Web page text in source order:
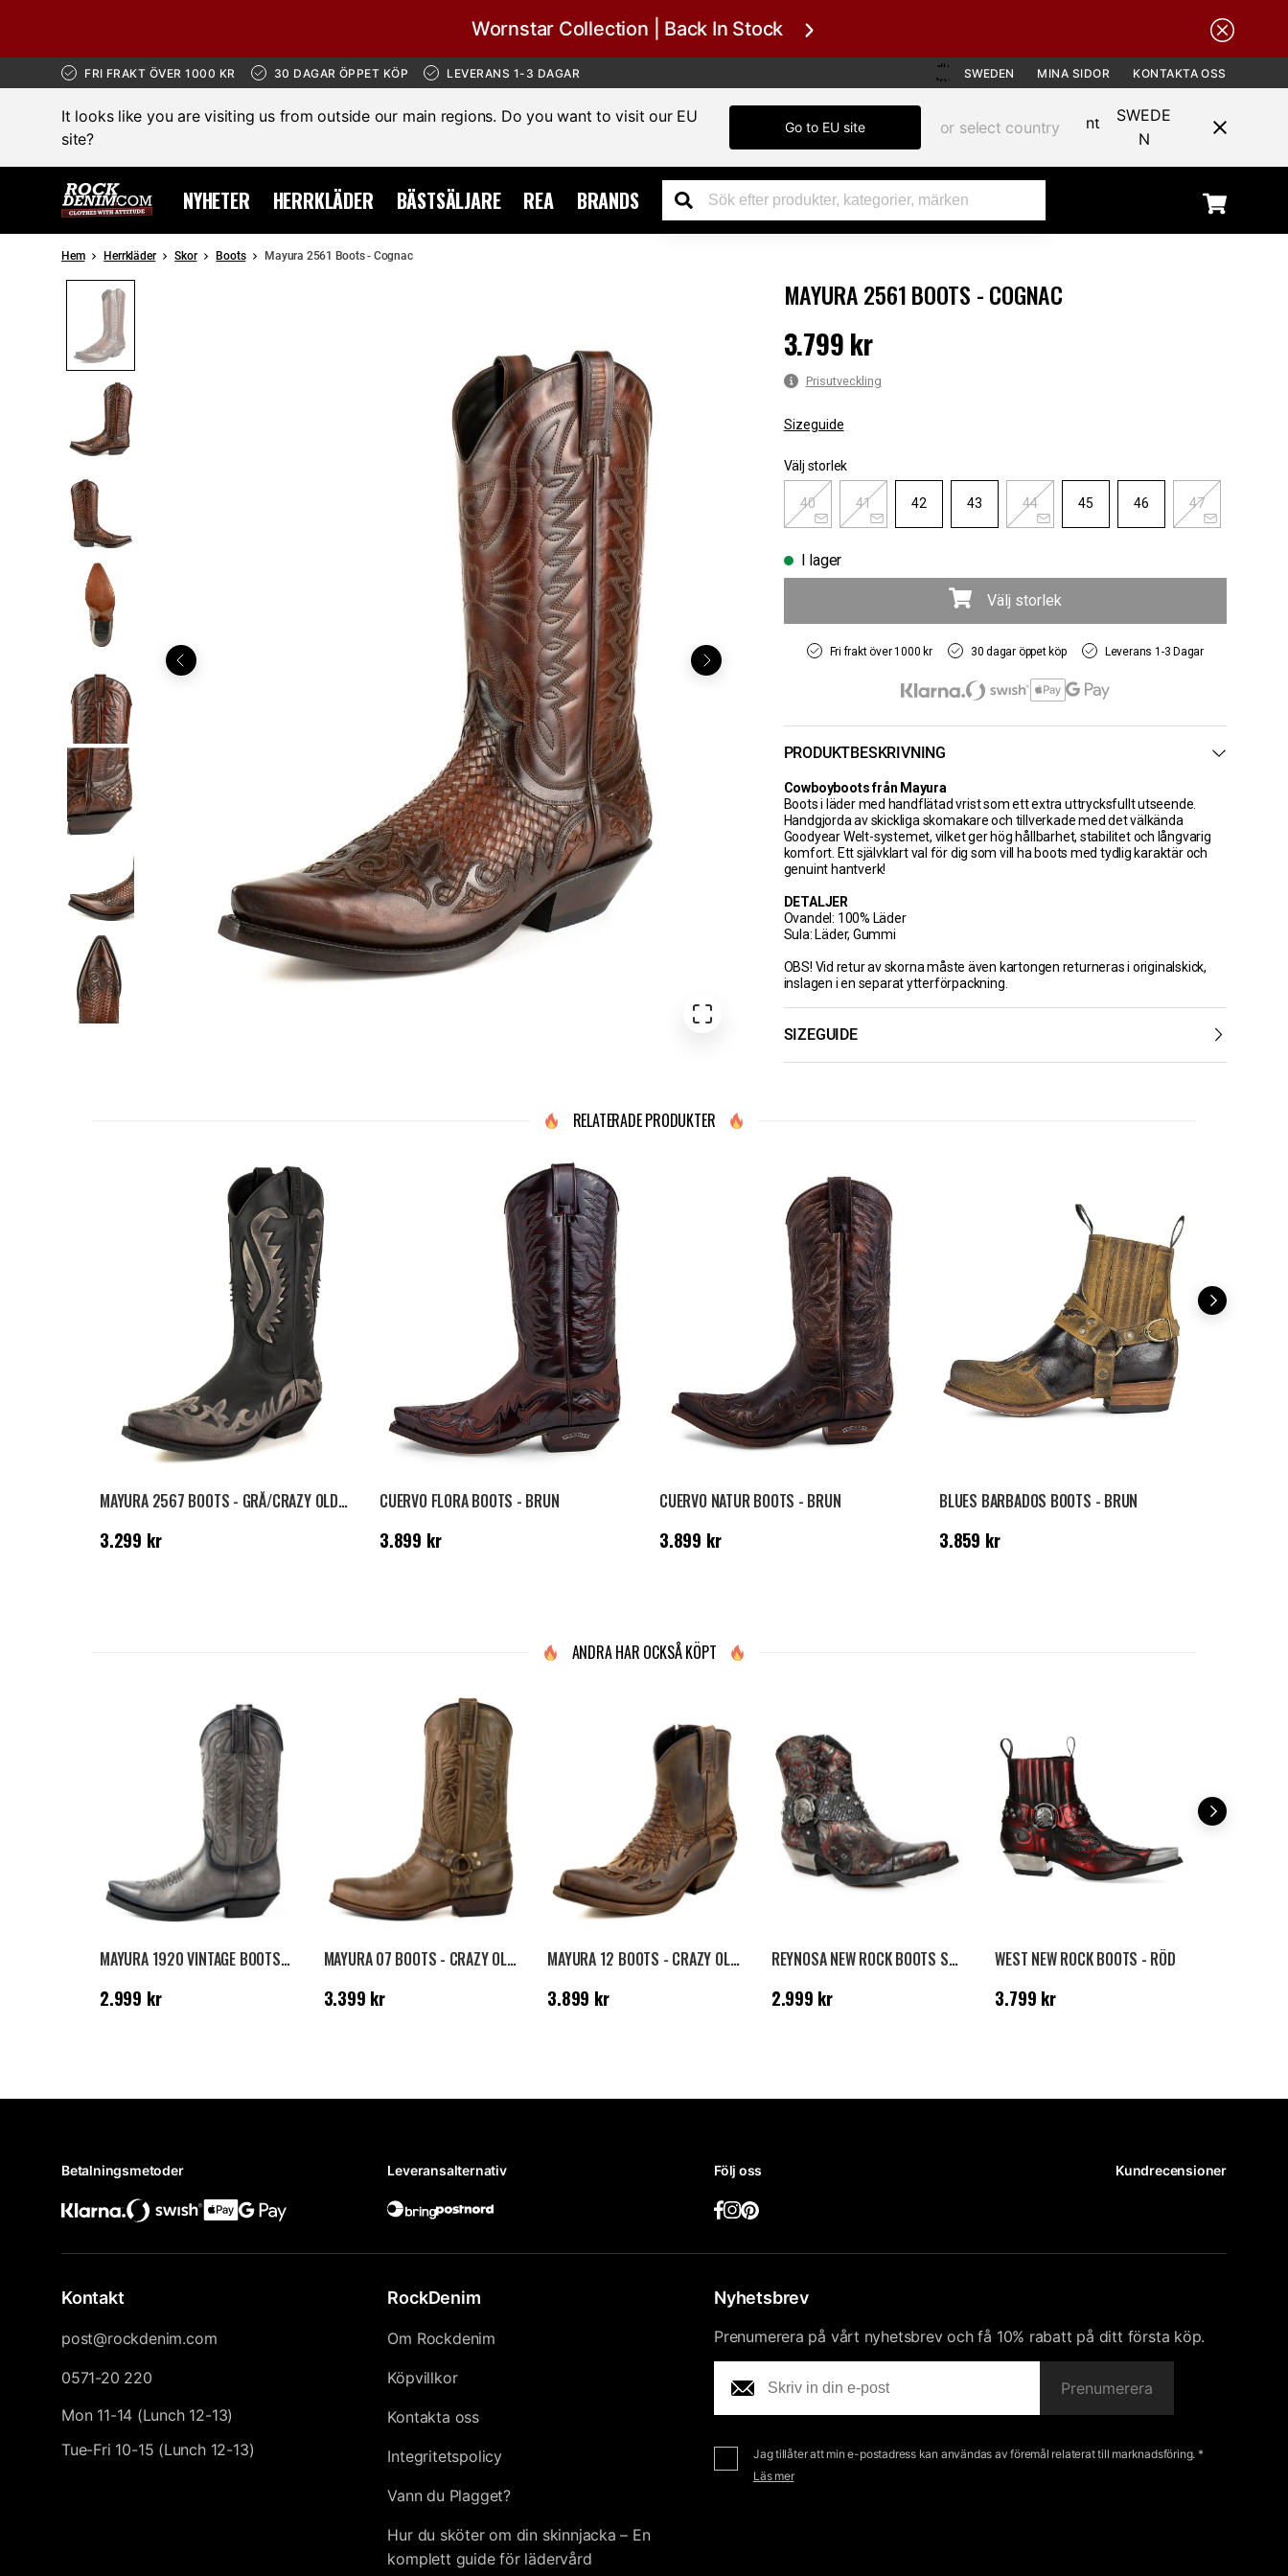
Wornstar Collection | Back In Stock
FRI FRAKT ÖVER 1000 KR 30 DAGAR ÖPPET KÖP LEVERANS 1-3 DAGAR SWEDEN MINA SIDOR KONTAKTA OSS
It looks like you are visiting us from outside our main regions. Do you want to visit our EU
site?
Go to EU site or select country
SWEDE
N
NYHETER HERRKLÄDER BÄSTSÄLJARE REA BRANDS
Hem Herrkläder Skor Boots Mayura 2561 Boots - Cognac
MAYURA 2561 BOOTS - COGNAC
Pris:3.799 kr
3.799 kr
Prisutveckling
Sizeguide
Välj storlek
40 41 42 43 44 45 46 47
I lager
Välj storlek
Fri frakt över 1000 kr 30 dagar öppet köp Leverans 1-3 Dagar
PRODUKTBESKRIVNING
Cowboyboots från Mayura
Boots i läder med handflätad vrist som ett extra uttrycksfullt utseende.
Handgjorda av skickliga skomakare och tillverkade med det välkända
Goodyear Welt-systemet, vilket ger hög hållbarhet, stabilitet och långvarig
komfort. Ett självklart val för dig som vill ha boots med tydlig karaktär och
genuint hantverk!
DETALJER
Ovandel: 100% Läder
Sula: Läder, Gummi
OBS! Vid retur av skorna måste även kartongen returneras i originalskick,
inslagen i en separat ytterförpackning.
SIZEGUIDE
RELATERADE PRODUKTER
MAYURA 2567 BOOTS - GRÅ/CRAZY OLD BLACK
Pris:3.299 kr
3.299 kr
CUERVO FLORA BOOTS - BRUN
Pris:3.899 kr
3.899 kr
CUERVO NATUR BOOTS - BRUN
Pris:3.899 kr
3.899 kr
BLUES BARBADOS BOOTS - BRUN
Pris:3.859 kr
3.859 kr
ANDRA HAR OCKSÅ KÖPT
MAYURA 1920 VINTAGE BOOTS - GRÅ
Pris:2.999 kr
2.999 kr
MAYURA 07 BOOTS - CRAZY OLD SADALE
Pris:3.399 kr
3.399 kr
MAYURA 12 BOOTS - CRAZY OLD SADALE/TIERRA PYTHON
Pris:3.899 kr
3.899 kr
REYNOSA NEW ROCK BOOTS SVART/RÖD
Pris:2.999 kr
2.999 kr
WEST NEW ROCK BOOTS - RÖD
Pris:3.799 kr
3.799 kr
Betalningsmetoder Leveransalternativ Följ oss Kundrecensioner
Kontakt
post@rockdenim.com
0571-20 220
Mon 11-14 (Lunch 12-13)
Tue-Fri 10-15 (Lunch 12-13)
RockDenim
Om Rockdenim
Köpvillkor
Kontakta oss
Integritetspolicy
Vann du Plagget?
Hur du sköter om din skinnjacka – En
komplett guide för lädervård
Nyhetsbrev
Prenumerera på vårt nyhetsbrev och få 10% rabatt på ditt första köp.
Prenumerera
Jag tillåter att min e-postadress kan användas av föremål relaterat till marknadsföring. *
Läs mer